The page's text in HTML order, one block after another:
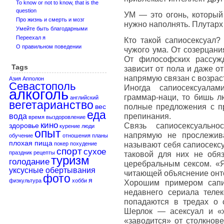
To know or not to know, that is the
question
Про жизнь и смерть и мозг
Умейте быть благодарными
Переехал я
О правильном поведении
Tags
Азия Апполон
Севастополь
алкоголь английский
вегетарианство вес
вода время выздоровление еда
здоровье кино курение люди
обучение опыт отношения планы
плохая пища покер похудение
праздник рецепты спортсухое
голоданиетуризм
уксусные обертывания
физкультура фото хобби я
УМ — это огонь, который
нужно наполнять. Плутарх
Кто такой
чужого ума. От
От философских
зависит от пола и даже
напрямую связан с
Иногда
граммар-наци, то бишь
полные предложения с
препинания.
Связь
напрямую не
называют себя
таковой для них не
церебральным сексом.
читающей объяснение
Хорошим примером
недавнего сериала
попадаются в тредах о
Шерлок — асексуал и
«заводится» от